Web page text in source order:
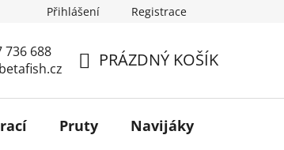
Přihlášení Registrace
KOŠÍK
PRÁZDNÝ KOŠÍK
736 688
Pruty Navijáky